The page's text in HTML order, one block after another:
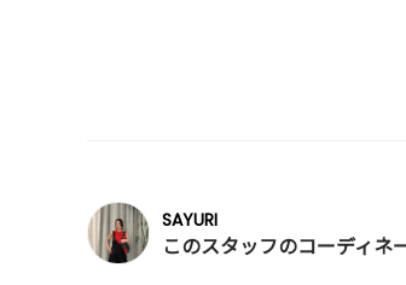
SAYURI
このスタッフのコーディネ